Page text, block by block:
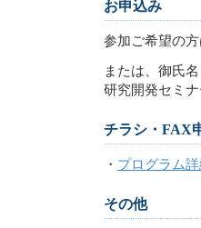
お申込み
参加ご希望の
または、御氏
研究開発セミ
チラシ・FAX
・ プログラム
その他